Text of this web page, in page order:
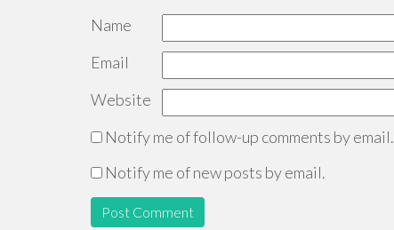
Name
Email
Website
Notify me of follow-up comments by email.
Notify me of new posts by email.